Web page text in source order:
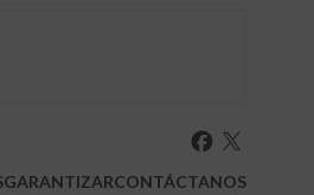
GARANTIZARCONTÁCTANOS